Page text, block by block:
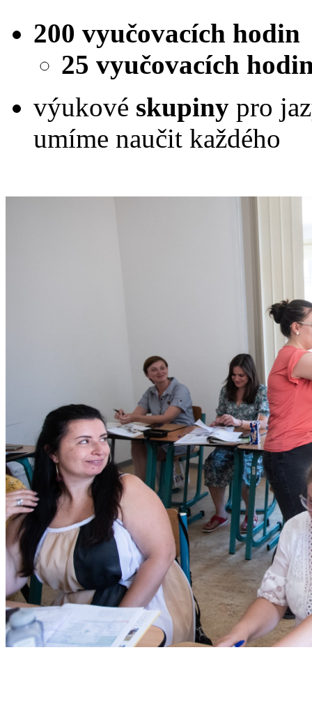
200 vyučovacích hodin
25 vyučovacích
výukové skupiny pro
umíme naučit každého